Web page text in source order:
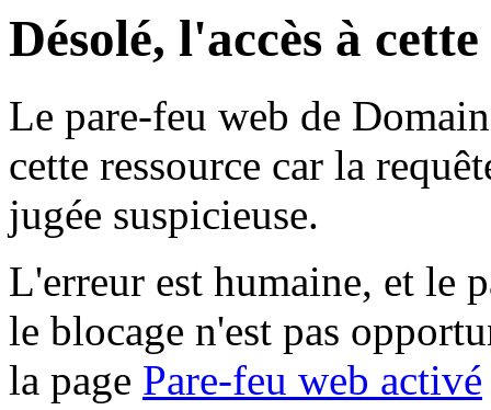
Désolé, l'accès à
Le pare-feu web de
cette ressource car la
jugée suspicieuse.
L'erreur est humaine, et le
le blocage n'est pas
la page Pare-feu web activé